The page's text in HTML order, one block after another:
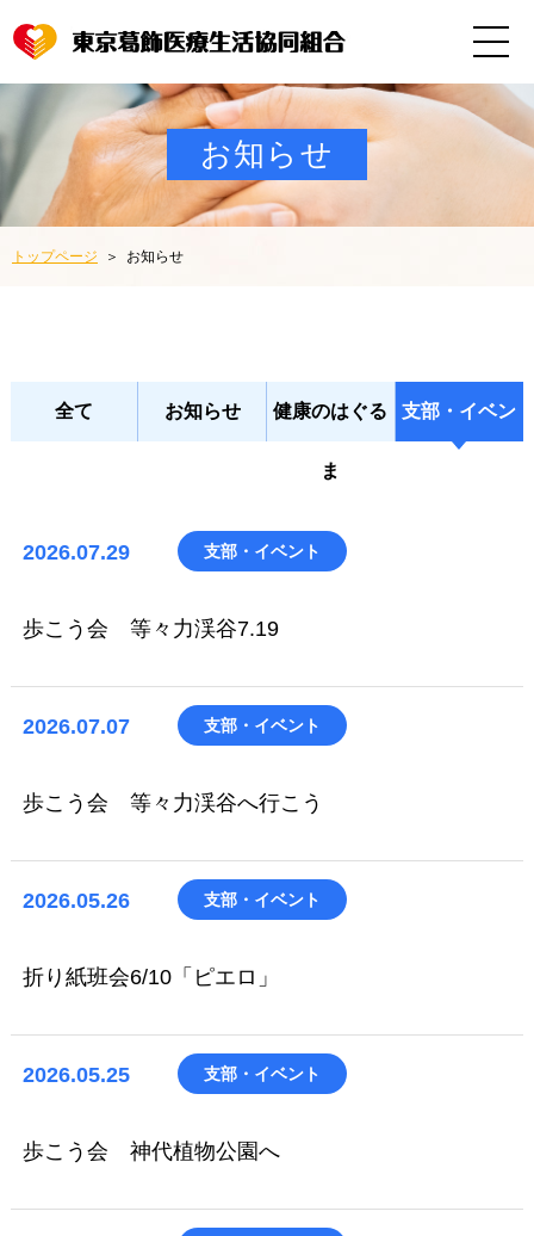
お知らせ
トップページ お知らせ
全て お知らせ 健康のはぐる
ま
支部・イベン
2026.07.29 支部・イベント
歩こう会 等々力渓谷7.19
2026.07.07 支部・イベント
歩こう会 等々力渓谷へ行こう
2026.05.26 支部・イベント
折り紙班会6/10「ピエロ」
2026.05.25 支部・イベント
歩こう会 神代植物公園へ